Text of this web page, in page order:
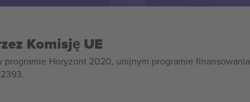
Komisję UE
programie Horyzont 2020, unijnym programie finansowania